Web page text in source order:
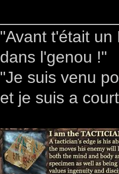
"Avant t'était
dans l'genou !"
"Je suis venu
et je suis a